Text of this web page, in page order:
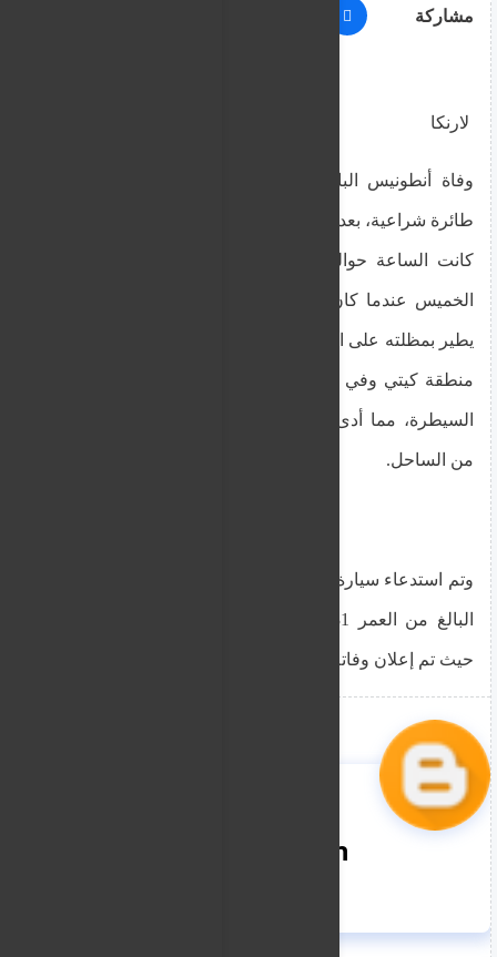
مشاركة
لارنكا
طائرة شراعية، بعد أن اصطدم بصخرة منطقة كيتي
كانت الساعة حوالي الثامنة والنصف من صباح يوم
يطير بمظلته على ارتفاع منخفض فوق سطح البحر في
منطقة كيتي وفي ظل ظروف يتم التحقيق فيها، فقد
السيطرة، مما أدى إلى سقوطه على صخرة بالقرب
من الساحل.
وتم استدعاء سيارة إسعاف على الفور وتم نقل الرجل
حيث تم إعلان وفاته.
nooreddin